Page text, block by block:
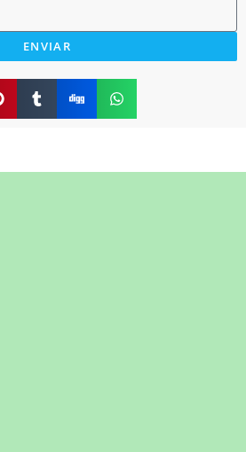
ENVIAR